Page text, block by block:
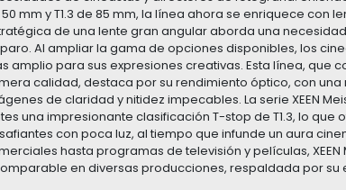
mm y T1.3 de 85 mm, la línea ahora se enriquece con
de una lente gran angular aborda una
Al ampliar la gama de opciones disponibles, los
amplio para sus expresiones creativas. Esta línea,
calidad, destaca por su rendimiento óptico, con
de claridad y nitidez impecables. La serie XEEN
una impresionante clasificación T-stop de T1.3, lo
con poca luz, al tiempo que infunde un aura
hasta programas de televisión y películas,
en diversas producciones, respaldada por su